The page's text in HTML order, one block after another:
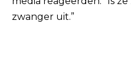
zwanger uit.”